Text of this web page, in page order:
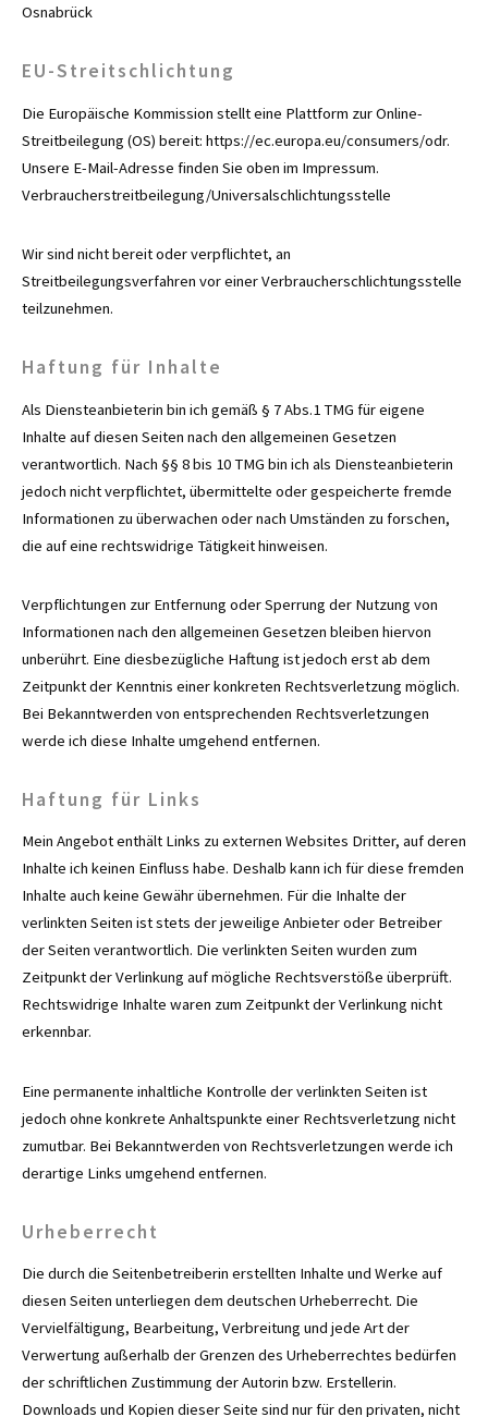
Osnabrück
EU-Streitschlichtung
Die Europäische Kommission stellt eine Plattform zur Online-
Streitbeilegung (OS) bereit: https://ec.europa.eu/consumers/odr.
Unsere E-Mail-Adresse finden Sie oben im Impressum.
Verbraucher­streit­beilegung/Universal­schlichtungs­stelle
Wir sind nicht bereit oder verpflichtet, an
Streitbeilegungsverfahren vor einer Verbraucherschlichtungsstelle
teilzunehmen.
Haftung für Inhalte
Als Diensteanbieterin bin ich gemäß § 7 Abs.1 TMG für eigene
Inhalte auf diesen Seiten nach den allgemeinen Gesetzen
verantwortlich. Nach §§ 8 bis 10 TMG bin ich als Diensteanbieterin
jedoch nicht verpflichtet, übermittelte oder gespeicherte fremde
Informationen zu überwachen oder nach Umständen zu forschen,
die auf eine rechtswidrige Tätigkeit hinweisen.
Verpflichtungen zur Entfernung oder Sperrung der Nutzung von
Informationen nach den allgemeinen Gesetzen bleiben hiervon
unberührt. Eine diesbezügliche Haftung ist jedoch erst ab dem
Zeitpunkt der Kenntnis einer konkreten Rechtsverletzung möglich.
Bei Bekanntwerden von entsprechenden Rechtsverletzungen
werde ich diese Inhalte umgehend entfernen.
Haftung für Links
Mein Angebot enthält Links zu externen Websites Dritter, auf deren
Inhalte ich keinen Einfluss habe. Deshalb kann ich für diese fremden
Inhalte auch keine Gewähr übernehmen. Für die Inhalte der
verlinkten Seiten ist stets der jeweilige Anbieter oder Betreiber
der Seiten verantwortlich. Die verlinkten Seiten wurden zum
Zeitpunkt der Verlinkung auf mögliche Rechtsverstöße überprüft.
Rechtswidrige Inhalte waren zum Zeitpunkt der Verlinkung nicht
erkennbar.
Eine permanente inhaltliche Kontrolle der verlinkten Seiten ist
jedoch ohne konkrete Anhaltspunkte einer Rechtsverletzung nicht
zumutbar. Bei Bekanntwerden von Rechtsverletzungen werde ich
derartige Links umgehend entfernen.
Urheberrecht
Die durch die Seitenbetreiberin erstellten Inhalte und Werke auf
diesen Seiten unterliegen dem deutschen Urheberrecht. Die
Vervielfältigung, Bearbeitung, Verbreitung und jede Art der
Verwertung außerhalb der Grenzen des Urheberrechtes bedürfen
der schriftlichen Zustimmung der Autorin bzw. Erstellerin.
Downloads und Kopien dieser Seite sind nur für den privaten, nicht